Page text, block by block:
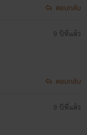
ตอบกลับ
9 ปีที่แล้ว
ตอบกลับ
9 ปีที่แล้ว